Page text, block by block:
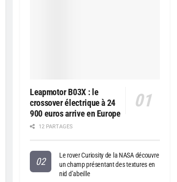
Leapmotor B03X : le
crossover électrique à 24
900 euros arrive en Europe
12 PARTAGES
Le rover Curiosity de la NASA découvre
un champ présentant des textures en
nid d’abeille